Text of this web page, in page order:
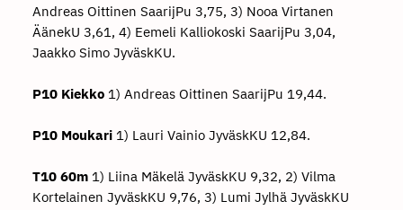
Andreas Oittinen SaarijPu 3,75, 3) Nooa Virtanen
ÄänekU 3,61, 4) Eemeli Kalliokoski SaarijPu 3,04,
Jaakko Simo JyväskKU.
P10 Kiekko1) Andreas Oittinen SaarijPu 19,44.
P10 Moukari1) Lauri Vainio JyväskKU 12,84.
T10 60m1) Liina Mäkelä JyväskKU 9,32, 2) Vilma
Kortelainen JyväskKU 9,76, 3) Lumi Jylhä JyväskKU